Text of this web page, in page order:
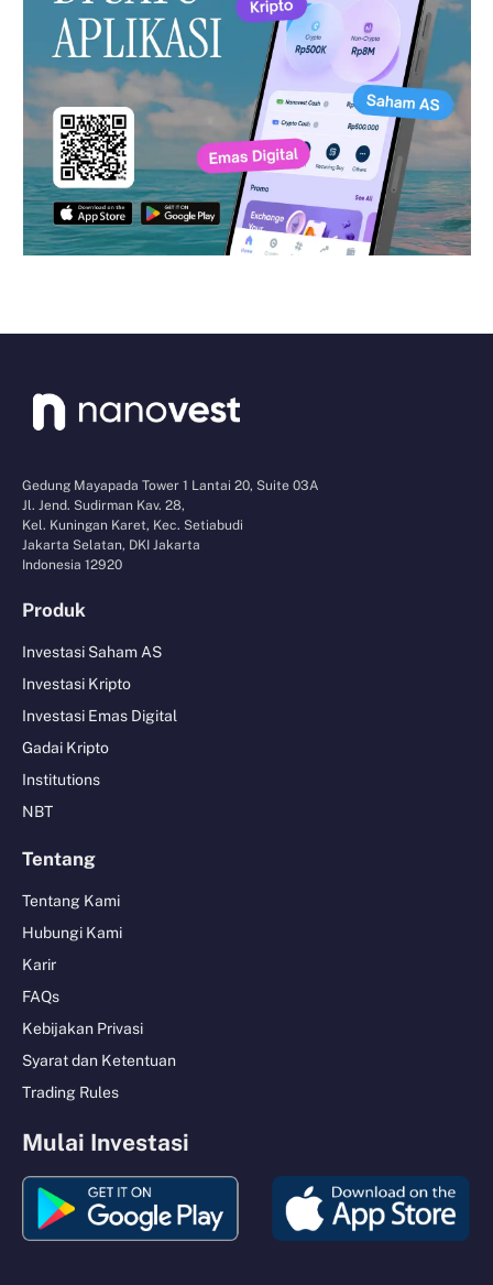
Gedung Mayapada Tower 1 Lantai 20, Suite 03A
Jl. Jend. Sudirman Kav. 28,
Kel. Kuningan Karet, Kec. Setiabudi
Jakarta Selatan, DKI Jakarta
Indonesia 12920
Produk
Investasi Saham AS
Investasi Kripto
Investasi Emas Digital
Gadai Kripto
Institutions
NBT
Tentang
Tentang Kami
Hubungi Kami
Karir
FAQs
Kebijakan Privasi
Syarat dan Ketentuan
Trading Rules
Mulai Investasi